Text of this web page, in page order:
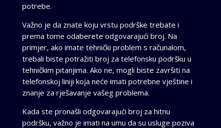
potrebe.
Važno je da znate koju vrstu podrške trebate i
prema tome odaberete odgovarajući broj. Na
primjer, ako imate tehnički problem s računalom,
trebali biste potražiti broj za telefonsku podršku u
tehničkim pitanjima. Ako ne, mogli biste završiti na
telefonskoj liniji koja neće imati potrebne vještine i
znanje za rješavanje vašeg problema.
Kada ste pronašli odgovarajući broj za hitnu
podršku, važno je imati na umu da su usluge poziva